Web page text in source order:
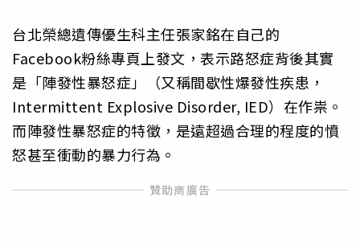
台北榮總遺傳優生科主任張家銘在自己的
Facebook粉絲專頁上發文，表示路怒症背後其實
是「陣發性暴怒症」（又稱間歇性爆發性疾患，
Intermittent Explosive Disorder, IED）在作祟。
而陣發性暴怒症的特徵，是遠超過合理的程度的憤
怒甚至衝動的暴力行為。